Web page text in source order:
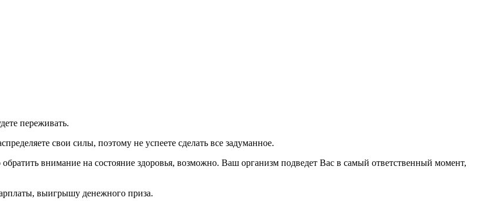
переживать.
свои силы, поэтому не успеете сделать все задуманное.
внимание на состояние здоровья, возможно. Ваш организм подведет Вас в самый ответственный момент,
выигрышу денежного приза.